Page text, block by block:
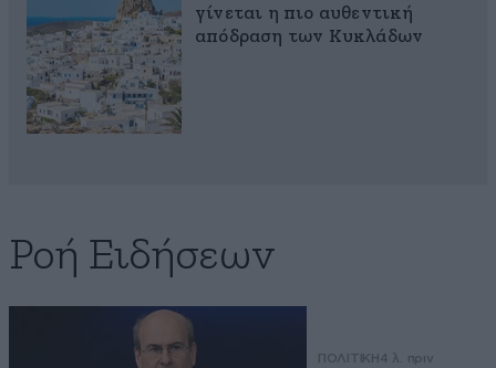
γίνεται η πιο αυθεντική
απόδραση των Κυκλάδων
Ροή Ειδήσεων
ΠΟΛΙΤΙΚΗ4 λ. πριν